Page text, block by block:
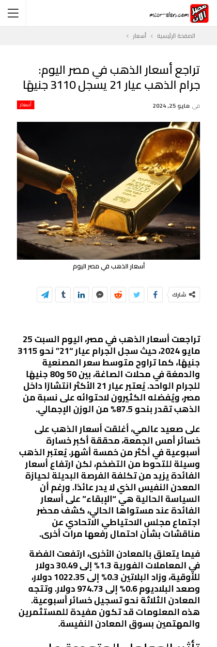
الصفحة الرئيسية أسعار
تراجع أسعار الذهب في مصر اليوم:
جرام الذهب عيار 21 يسجل 3110 جنيهًا
أسعار في مايو 25, 2024
أسعار الذهب في مصر اليوم
شارك
تراجعت أسعار الذهب في مصر، اليوم السبت 25
مايو 2024، حيث سجل الجرام عيار “21” نحو 3115
جنيهًا، كما تراوح متوسط سعر المصنعية
والدمغة في محلات الصاغة، بين 50 و80 جنيهًا
للجرام الواحد. يُعتبر عيار 21 الأكثر انتشارًا داخل
مصر، ويُفضله الكثيرون لاحتوائه على نسبة من
الذهب تقدر بنحو 87.5% من الوزن الإجمالي.
على صعيد عالمي، أغلقت أسعار الذهب على
خسائر أمس الجمعة، محققة أكبر خسارة
أسبوعية في أكثر من خمسة أشهر. يُعتبر الذهب
وسيلة للتحوط من التضخم، لكن ارتفاع أسعار
الفائدة يزيد من تكلفة الفرصة البديلة لحيازة
المعدن النفيس الذي لا يدر عائدًا. ورغم أن
السياسة الحالية هي “الإبقاء” على أسعار
الفائدة عند مستواها الحالي، كشف محضر
اجتماع مجلس الاحتياطي الاتحادي عن
مناقشات بشأن احتمال رفعها مرات أخرى.
فيما يتعلق بالمعادن الأخرى، ارتفعت الفضة
في المعاملات الفورية 1.3% إلى 30.49 دولار
للأوقية، وزاد البلاتين 0.3% إلى 1022.35 دولار،
وصعد البلاديوم 0.6% إلى 974.73 دولار. وتتجه
المعادن الثلاثة نحو تسجيل خسائر أسبوعية.
هذه المعلومات قد تكون مفيدة للمستثمرين
والمهتمين بسوق المعادن النفيسة.